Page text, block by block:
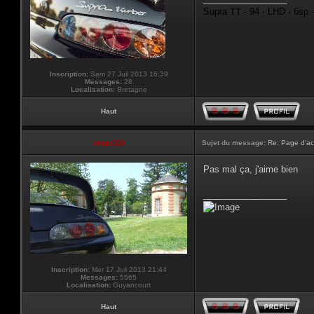
Inscription:Sam 27 Juil 2013 16:39
Messages: 28
Localisation:Bretagne
Supra TT - 94 - LHD - 6sp
Haut
vmax330 Sujet du message: Re: Page
Inscription:Mer 17 Juil 2013 21:44
Messages: 5565
Localisation: Guyancourt
Pas mal ça, j'aime bien
Haut